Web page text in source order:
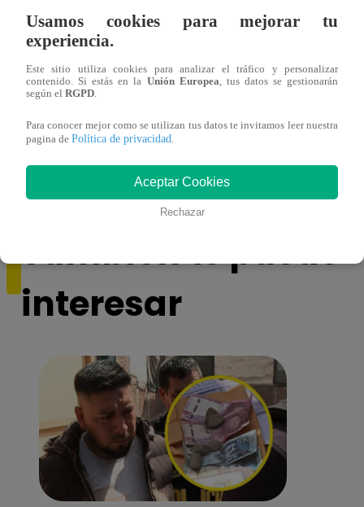
Pájaro Gómez venció a Miguel Mateos y
mantuvo su silla de consagrado!
rock
También te puede
interesar
Usamos cookies para mejorar tu
experiencia.
Este sitio utiliza cookies para analizar el tráfico y personalizar
contenido. Si estás en la Unión Europea , tus datos se gestionarán
según el RGPD
Para conocer mejor como se utilizan tus datos te invitamos leer nuestra
pagina de Política de privacidad
Aceptar Cookies
Rechazar